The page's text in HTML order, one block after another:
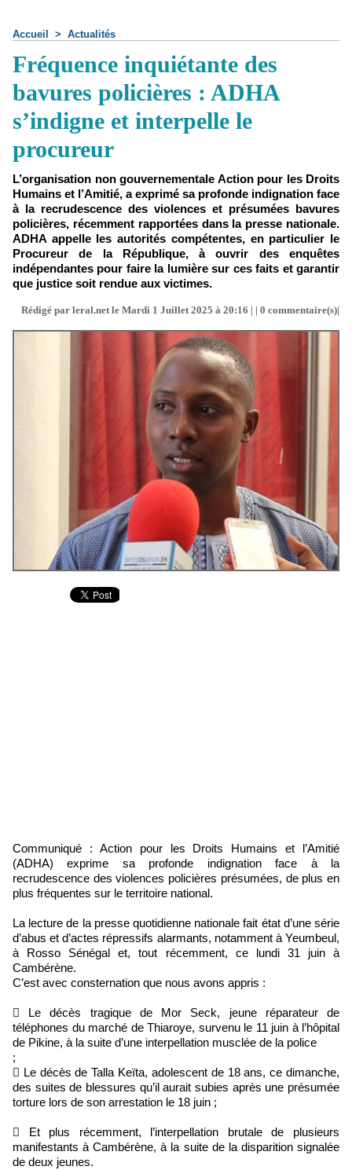
Accueil > Actualités
Fréquence inquiétante des
bavures policières : ADHA
s’indigne et interpelle le
procureur
L’organisation non gouvernementale Action pour les Droits
Humains et l’Amitié, a exprimé sa profonde indignation face
à la recrudescence des violences et présumées bavures
policières, récemment rapportées dans la presse nationale.
ADHA appelle les autorités compétentes, en particulier le
Procureur de la République, à ouvrir des enquêtes
indépendantes pour faire la lumière sur ces faits et garantir
que justice soit rendue aux victimes.
Rédigé par leral.net le Mardi 1 Juillet 2025 à 20:16 | | 0 commentaire(s)|
Communiqué : Action pour les Droits Humains et l’Amitié
(ADHA) exprime sa profonde indignation face à la
recrudescence des violences policières présumées, de plus en
plus fréquentes sur le territoire national.
La lecture de la presse quotidienne nationale fait état d’une série
d’abus et d’actes répressifs alarmants, notamment à Yeumbeul,
à Rosso Sénégal et, tout récemment, ce lundi 31 juin à
Cambérène.
C’est avec consternation que nous avons appris :
 Le décès tragique de Mor Seck, jeune réparateur de
téléphones du marché de Thiaroye, survenu le 11 juin à l’hôpital
de Pikine, à la suite d’une interpellation musclée de la police
;
 Le décès de Talla Keïta, adolescent de 18 ans, ce dimanche,
des suites de blessures qu’il aurait subies après une présumée
torture lors de son arrestation le 18 juin ;
 Et plus récemment, l’interpellation brutale de plusieurs
manifestants à Cambérène, à la suite de la disparition signalée
de deux jeunes.